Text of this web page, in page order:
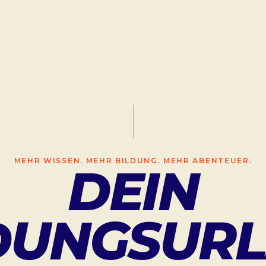
MEHR WISSEN. MEHR BILDUNG. MEHR ABENTEUER.
DEIN